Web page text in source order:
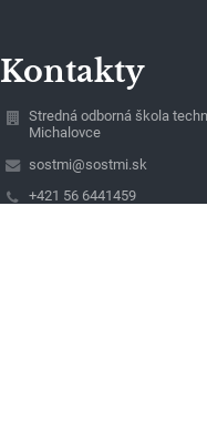
Kontakty
Stredná odborná škola
Michalovce
sostmi@sostmi.sk
+421 56 6441459